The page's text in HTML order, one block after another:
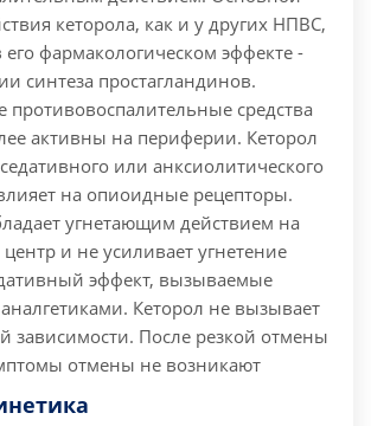
кеторола, как и у других НПВС,
его фармакологическом эффекте -
синтеза простагландинов.
противовоспалительные средства
активны на периферии. Кеторол
или анксиолитического
на опиоидные рецепторы.
угнетающим действием на
и не усиливает угнетение
эффект, вызываемые
Кеторол не вызывает
зависимости. После резкой отмены
отмены не возникают